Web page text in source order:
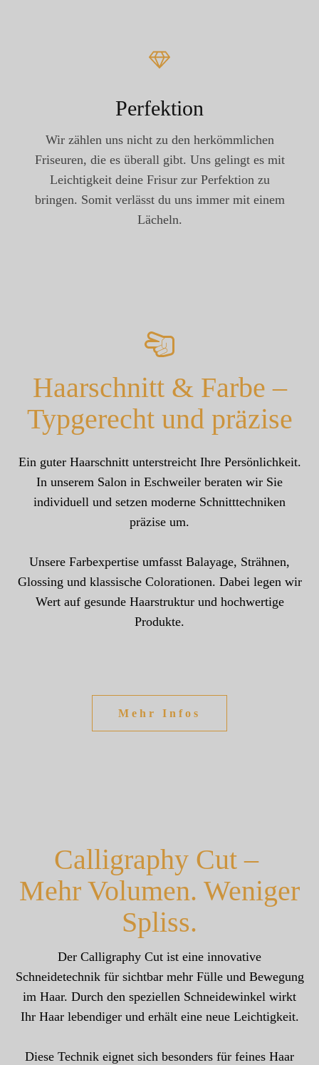
Perfektion
Wir zählen uns nicht zu den herkömmlichen
Friseuren, die es überall gibt. Uns gelingt es mit
Leichtigkeit deine Frisur zur Perfektion zu
bringen. Somit verlässt du uns immer mit einem
Lächeln.
Haarschnitt & Farbe –
Typgerecht und präzise
Ein guter Haarschnitt unterstreicht Ihre Persönlichkeit.
In unserem Salon in Eschweiler beraten wir Sie
individuell und setzen moderne Schnitttechniken
präzise um.
Unsere Farbexpertise umfasst Balayage, Strähnen,
Glossing und klassische Colorationen. Dabei legen wir
Wert auf gesunde Haarstruktur und hochwertige
Produkte.
Mehr Infos
Calligraphy Cut –
Mehr Volumen. Weniger
Spliss.
Der Calligraphy Cut ist eine innovative
Schneidetechnik für sichtbar mehr Fülle und Bewegung
im Haar. Durch den speziellen Schneidewinkel wirkt
Ihr Haar lebendiger und erhält eine neue Leichtigkeit.
Diese Technik eignet sich besonders für feines Haar